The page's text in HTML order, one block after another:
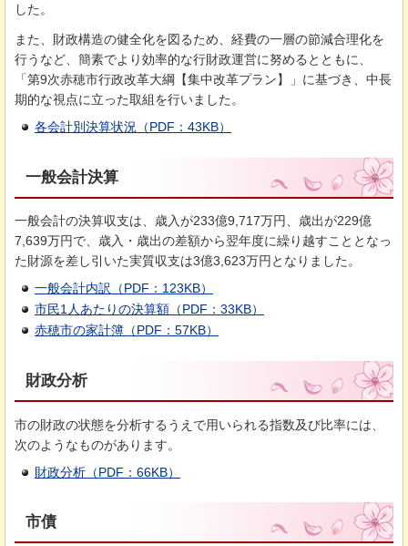
した。
また、財政構造の健全化を図るため、経費の一層の節減合理化を
行うなど、簡素でより効率的な行財政運営に努めるとともに、
「第9次赤穂市行政改革大綱【集中改革プラン】」に基づき、中長
期的な視点に立った取組を行いました。
各会計別決算状況（PDF：43KB）
一般会計決算
一般会計の決算収支は、歳入が233億9,717万円、歳出が229億
7,639万円で、歳入・歳出の差額から翌年度に繰り越すこととなっ
た財源を差し引いた実質収支は3億3,623万円となりました。
一般会計内訳（PDF：123KB）
市民1人あたりの決算額（PDF：33KB）
赤穂市の家計簿（PDF：57KB）
財政分析
市の財政の状態を分析するうえで用いられる指数及び比率には、
次のようなものがあります。
財政分析（PDF：66KB）
市債